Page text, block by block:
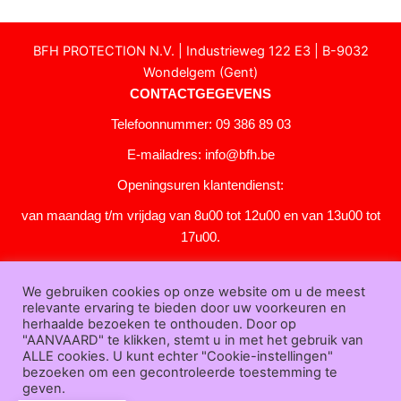
BFH PROTECTION N.V. | Industrieweg 122 E3 | B-9032
Wondelgem (Gent)
CONTACTGEGEVENS
Telefoonnummer: 09 386 89 03
E-mailadres: info@bfh.be
Openingsuren klantendienst:
van maandag t/m vrijdag van 8u00 tot 12u00 en van 13u00 tot
17u00.
KLANTENSERVICE
Over
ons|Bedrijfsgegevens|F.A.Q.|Bestelprocedure|Betaling|
ending| Retourneren|Downloads|Dealers|Bedrukken
We gebruiken cookies op onze website om u de meest
relevante ervaring te bieden door uw voorkeuren en
herhaalde bezoeken te onthouden. Door op
"AANVAARD" te klikken, stemt u in met het gebruik van
ALLE cookies. U kunt echter "Cookie-instellingen"
bezoeken om een gecontroleerde toestemming te
geven.